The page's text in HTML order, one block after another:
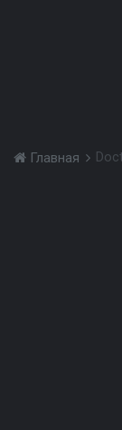
Главная